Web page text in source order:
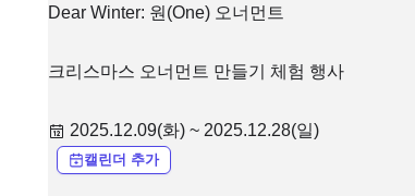
Dear Winter: 원(One) 오너먼트
크리스마스 오너먼트 만들기 체험 행사
2025.12.09(화) ~ 2025.12.28(일)
캘린더 추가